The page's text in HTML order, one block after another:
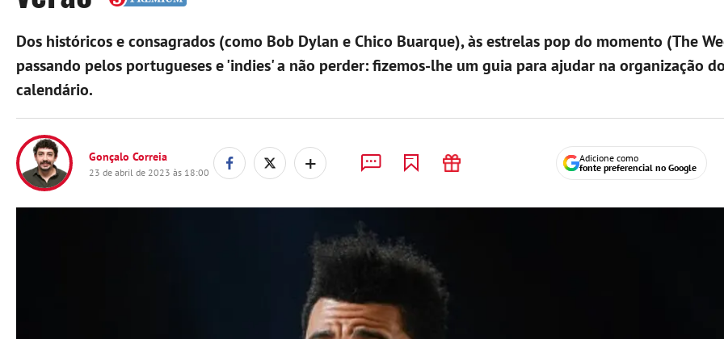
Dos históricos e consagrados (como Bob Dylan e Chico Buarque), às estrelas pop do momento (The
passando pelos portugueses e 'indies' a não perder: fizemos-lhe um guia para ajudar na organização do
calendário.
Gonçalo Correia
23 de abril de 2023 às 18:00 +
Adicione como
fonte preferencial no Google